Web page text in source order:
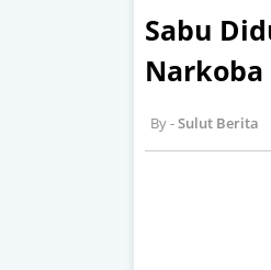
Sabu
Narkoba
Sulut Berita